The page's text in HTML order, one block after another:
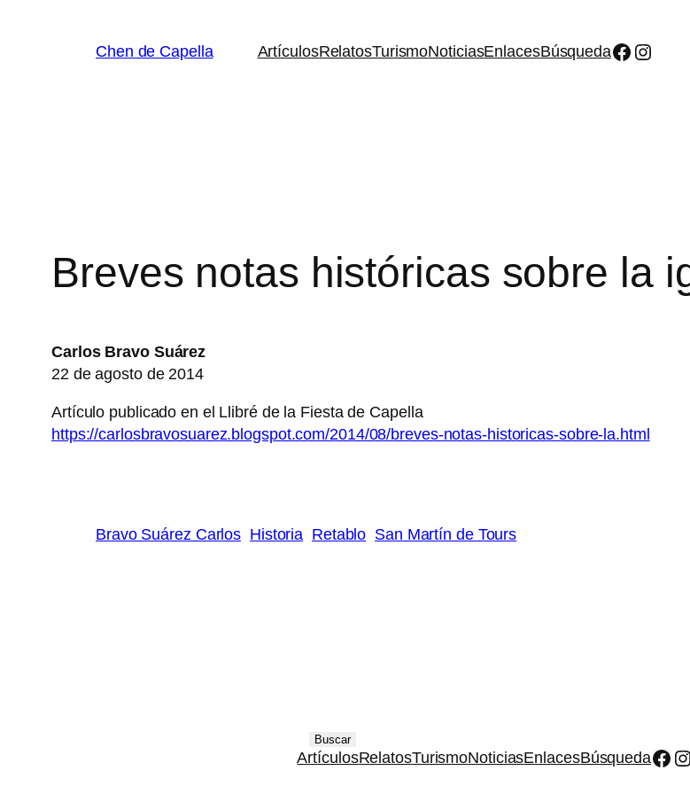
Chen de Capella ArtículosRelatosTurismoNoticiasEnlacesBúsquedaFacebook
Breves notas históricas sobre la
Carlos Bravo Suárez
22 de agosto de 2014
Artículo publicado en el Llibré de la Fiesta de Capella
https://carlosbravosuarez.blogspot.com/2014/08/breves-notas-historicas-sobre-la.html
Bravo Suárez Carlos Historia Retablo San Martín de Tours
Buscar
ArtículosRelatosTurismoNoticiasEnlacesBúsquedaFacebook Instagram